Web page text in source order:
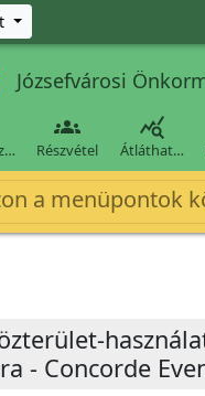
Józsefvárosi

Részvétel

Átláthat…
a menüpontok
- Concorde